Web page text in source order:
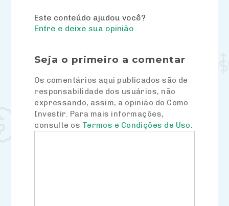
Este conteúdo ajudou você?
Entre e deixe sua opinião
Seja o primeiro a comentar
Os comentários aqui publicados são de
responsabilidade dos usuários, não
expressando, assim, a opinião do Como
Investir. Para mais informações,
consulte os Termos e Condições de Uso.